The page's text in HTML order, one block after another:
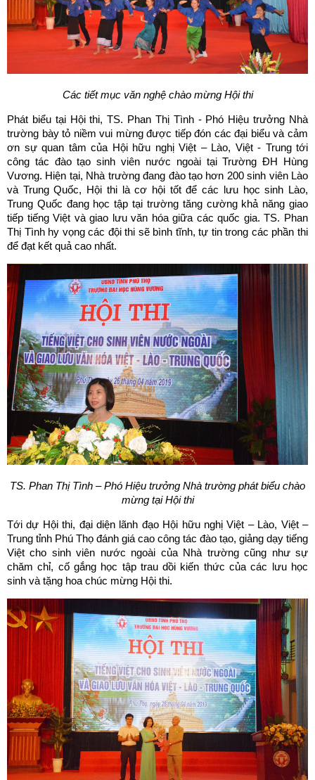
Các tiết mục văn nghệ chào mừng Hội thi
Phát biểu tại Hội thi, TS. Phan Thị Tình - Phó Hiệu trưởng Nhà
trường bày tỏ niềm vui mừng được tiếp đón các đại biểu và cảm
ơn sự quan tâm của Hội hữu nghị Việt – Lào, Việt - Trung tới
công tác đào tạo sinh viên nước ngoài tại Trường ĐH Hùng
Vương. Hiện tại, Nhà trường đang đào tạo hơn 200 sinh viên Lào
và Trung Quốc, Hội thi là cơ hội tốt để các lưu học sinh Lào,
Trung Quốc đang học tập tại trường tăng cường khả năng giao
tiếp tiếng Việt và giao lưu văn hóa giữa các quốc gia. TS. Phan
Thị Tình hy vọng các đội thi sẽ bình tĩnh, tự tin trong các phần thi
để đạt kết quả cao nhất.
TS. Phan Thị Tình – Phó Hiệu trưởng Nhà trường phát biểu chào
mừng tại Hội thi
Tới dự Hội thi, đại diện lãnh đạo Hội hữu nghị Việt – Lào, Việt –
Trung tỉnh Phú Thọ đánh giá cao công tác đào tạo, giảng dạy tiếng
Việt cho sinh viên nước ngoài của Nhà trường cũng như sự
chăm chỉ, cố gắng học tập trau dồi kiến thức của các lưu học
sinh và tặng hoa chúc mừng Hội thi.